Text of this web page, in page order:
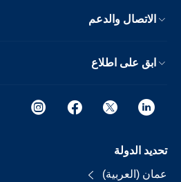
الاتصال والدعم
ابق على اطلاع
تحديد الدولة
عمان (العربية)